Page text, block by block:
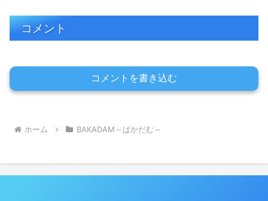
コメント
コメントを書き込む
ホーム BAKADAM～ばかだむ～